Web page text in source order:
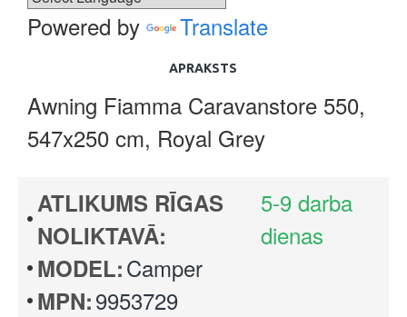
Powered by Translate
APRAKSTS
Awning Fiamma Caravanstore 550,
547x250 cm, Royal Grey
ATLIKUMS RĪGAS
NOLIKTAVĀ:
5-9 darba
dienas
MODEL:Camper
MPN:9953729